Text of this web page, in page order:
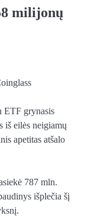
milijonų
ETF grynasis
iš eilės neigiamų
apetitas atšalo
787 mln.
išplečia šį